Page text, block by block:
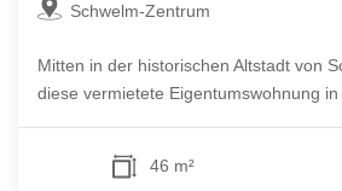
Schwelm-Zentrum
Mitten in der historischen Altstadt von
diese vermietete Eigentumswohnung in
46 m²